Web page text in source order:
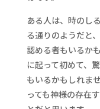
ある人は、時のし
る通りのようだと
認める者もいるか
に起って初めて、
もいるかもしれま
っても神様の存在